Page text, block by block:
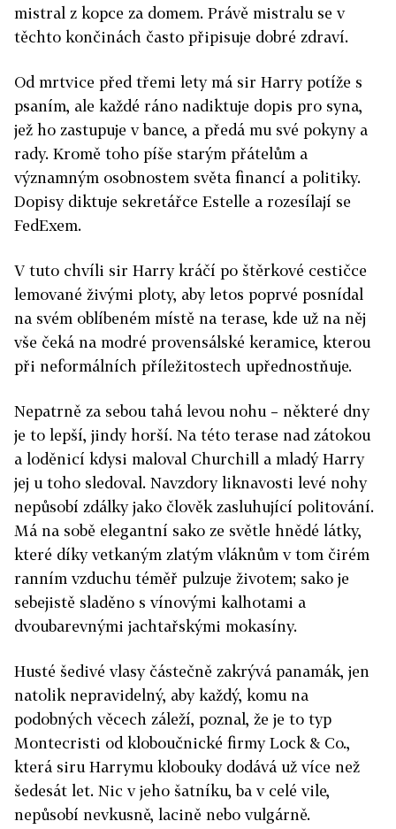
mistral z kopce za domem. Právě mistralu se v
těchto končinách často připisuje dobré zdraví.
Od mrtvice před třemi lety má sir Harry potíže s
psaním, ale každé ráno nadiktuje dopis pro syna,
jež ho zastupuje v bance, a předá mu své pokyny a
rady. Kromě toho píše starým přátelům a
významným osobnostem světa financí a politiky.
Dopisy diktuje sekretářce Estelle a rozesílají se
FedExem.
V tuto chvíli sir Harry kráčí po štěrkové cestičce
lemované živými ploty, aby letos poprvé posnídal
na svém oblíbeném místě na terase, kde už na něj
vše čeká na modré provensálské keramice, kterou
při neformálních příležitostech upřednostňuje.
Nepatrně za sebou tahá levou nohu – některé dny
je to lepší, jindy horší. Na této terase nad zátokou
a loděnicí kdysi maloval Churchill a mladý Harry
jej u toho sledoval. Navzdory liknavosti levé nohy
nepůsobí zdálky jako člověk zasluhující politování.
Má na sobě elegantní sako ze světle hnědé látky,
které díky vetkaným zlatým vláknům v tom čirém
ranním vzduchu téměř pulzuje životem; sako je
sebejistě sladěno s vínovými kalhotami a
dvoubarevnými jachtařskými mokasíny.
Husté šedivé vlasy částečně zakrývá panamák, jen
natolik nepravidelný, aby každý, komu na
podobných věcech záleží, poznal, že je to typ
Montecristi od kloboučnické firmy Lock & Co.,
která siru Harrymu klobouky dodává už více než
šedesát let. Nic v jeho šatníku, ba v celé vile,
nepůsobí nevkusně, lacině nebo vulgárně.